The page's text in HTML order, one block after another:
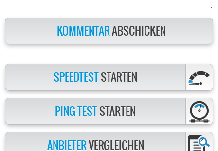
KOMMENTARABSCHICKEN
SPEEDTESTSTARTEN
PING-TESTSTARTEN
ANBIETERVERGLEICHEN